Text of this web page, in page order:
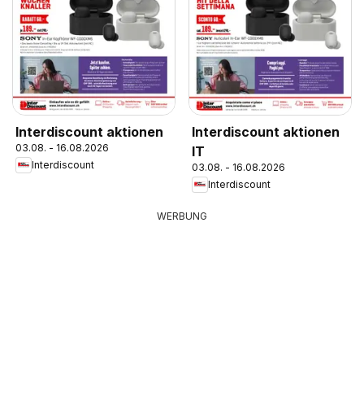
Interdiscount aktionen
03.08. - 16.08.2026
Interdiscount
Interdiscount aktionen
IT
03.08. - 16.08.2026
Interdiscount
WERBUNG